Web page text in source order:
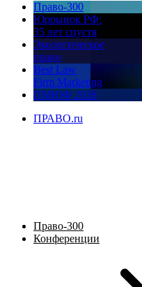
Право-300
Юррынок РФ:
35 лет спустя
Экологическое
право
Best Law
Firm Marketing
ПМЮФ 2026
ПРАВО.ru
Право-300
Конференции